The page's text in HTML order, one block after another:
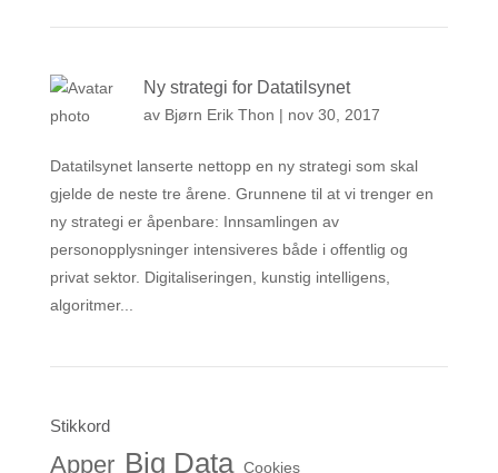
Ny strategi for Datatilsynet
av Bjørn Erik Thon | nov 30, 2017
Datatilsynet lanserte nettopp en ny strategi som skal
gjelde de neste tre årene. Grunnene til at vi trenger en
ny strategi er åpenbare: Innsamlingen av
personopplysninger intensiveres både i offentlig og
privat sektor. Digitaliseringen, kunstig intelligens,
algoritmer...
Stikkord
Apper Big Data Cookies